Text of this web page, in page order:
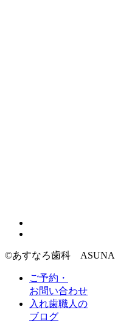
©︎あすなろ歯科
ご予約・
お問い合わせ
入れ歯職人の
ブログ